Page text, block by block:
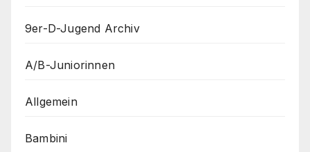
9er-D-Jugend Archiv
A/B-Juniorinnen
Allgemein
Bambini